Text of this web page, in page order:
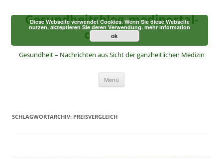
springen
Gesundheitsblog-mediportal-
online.de
Gesundheit – Nachrichten aus Sicht der ganzheitlichen Medizin
Menü
SCHLAGWORTARCHIV: PREISVERGLEICH
Diese Webseite verwendet Cookies. Wenn Sie diese Webseite
nutzen, akzeptieren Sie deren Verwendung.mehr Information
ok